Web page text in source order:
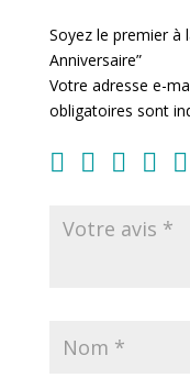
Soyez le premier à
Anniversaire”
Votre adresse e-
obligatoires sont